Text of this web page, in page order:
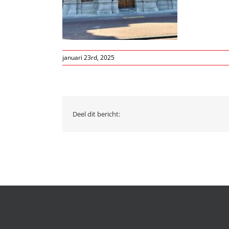
januari 23rd, 2025
Deel dit bericht: